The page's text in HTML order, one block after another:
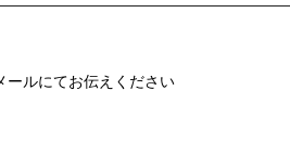
ルにてお伝えください